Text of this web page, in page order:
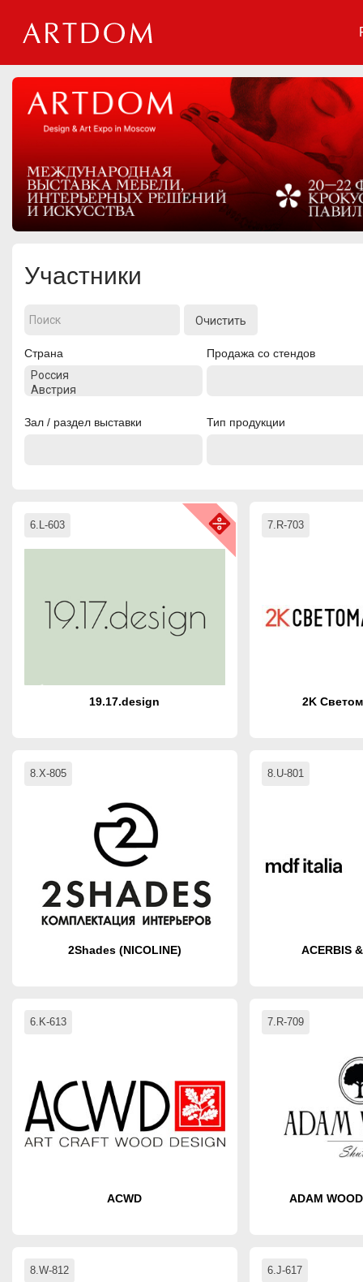
Участники
Очистить
Страна Продажа со стендов
Зал / раздел выставки Тип продукции
6.L-603
19.17.design
7.R-703
2K
8.X-805
2Shades (NICOLINE)
8.U-801
ACERBIS
6.K-613
ACWD
7.R-709
ADAM
8.W-812 6.J-617
Организации
О сервисе
Организациям
Контакты
Организаторам